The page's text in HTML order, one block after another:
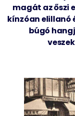
magát az őszi
kínzóan elillanó
búgó